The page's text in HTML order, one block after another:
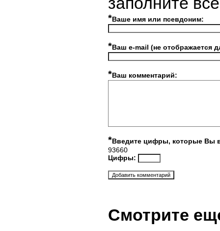
*Ваше имя или псевдоним:
*Ваш e-mail (не отображается
*Ваш комментарий:
*Введите цифры, которые Вы
93660
Цифры:
Смотрите